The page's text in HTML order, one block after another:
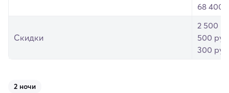
68 400
Скидки
2 500
500
300
2 ночи